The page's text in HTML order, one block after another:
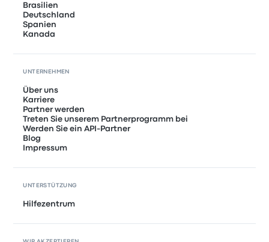
Brasilien
Deutschland
Spanien
Kanada
UNTERNEHMEN
Über uns
Karriere
Partner werden
Treten Sie unserem Partnerprogramm bei
Werden Sie ein API-Partner
Blog
Impressum
UNTERSTÜTZUNG
Hilfezentrum